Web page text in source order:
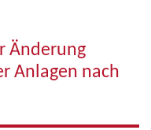
Änderung
Anlagen nach